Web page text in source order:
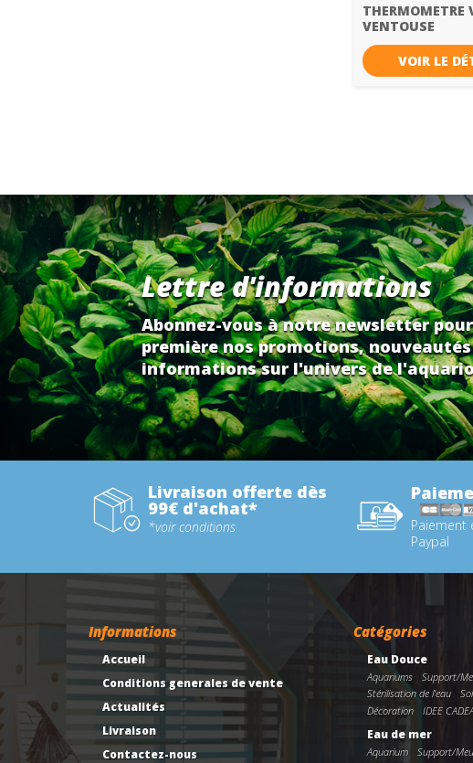
THERMOMETRE
VENTOUSE
VOIR LE
Lettre d'informations
Abonnez-vous à notre newsletter
première nos promotions,
informations sur l'univers de
Livraison offerte dès
99€ d'achat*
*voir conditions
Paiement
Paypal
Informations
Accueil
Conditions generales de vente
Actualités
Livraison
Contactez-nous
Catégories
Eau Douce
Aquariums Support/
Stérilisation de l'eau
Décoration
IDEE
Eau de mer
Aquarium Support/